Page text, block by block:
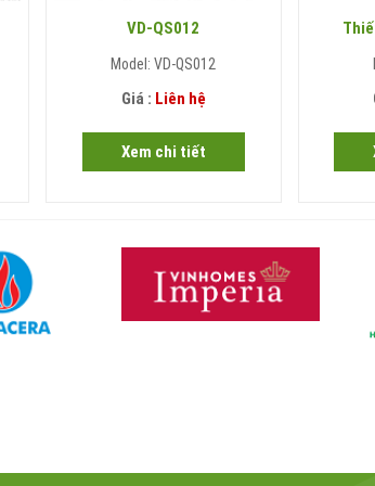
VD-QS012
Model: VD-QS012
Giá : Liên hệ
Xem chi tiết